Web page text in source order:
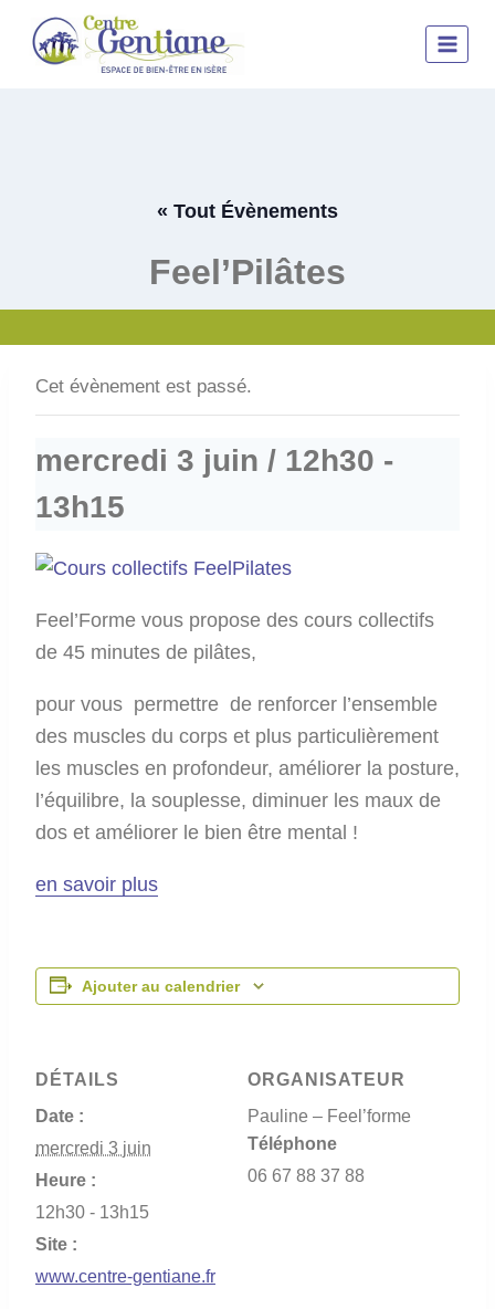
« Tout Évènements
Feel’Pilâtes
Cet évènement est passé.
mercredi 3 juin / 12h30 -
13h15
Feel’Forme vous propose des cours collectifs
de 45 minutes de pilâtes,
pour vous permettre de renforcer l’ensemble
des muscles du corps et plus particulièrement
les muscles en profondeur, améliorer la posture,
l’équilibre, la souplesse, diminuer les maux de
dos et améliorer le bien être mental !
en savoir plus
Ajouter au calendrier
DÉTAILS
Date :
mercredi 3 juin
Heure :
12h30 - 13h15
Site :
www.centre-gentiane.fr
ORGANISATEUR
Pauline – Feel’forme
Téléphone
06 67 88 37 88